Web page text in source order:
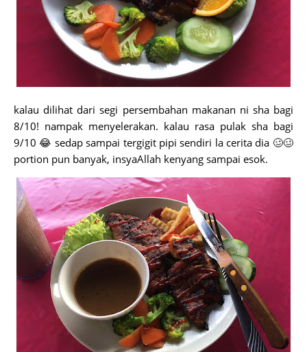
kalau dilihat dari segi persembahan makanan ni sha bagi
8/10! nampak menyelerakan. kalau rasa pulak sha bagi
9/10 😂 sedap sampai tergigit pipi sendiri la cerita dia 🥴🥴
portion pun banyak, insyaAllah kenyang sampai esok.